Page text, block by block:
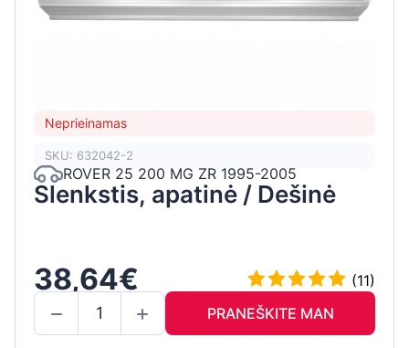
Neprieinamas
SKU: 632042-2
ROVER 25 200 MG ZR 1995-2005
Slenkstis, apatinė / Dešinė
38,64€
(11)
PRANEŠKITE MAN